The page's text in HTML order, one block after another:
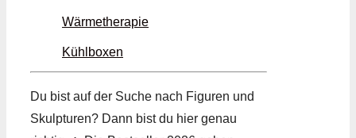
Wärmetherapie
Kühlboxen
Du bist auf der Suche nach Figuren und
Skulpturen? Dann bist du hier genau